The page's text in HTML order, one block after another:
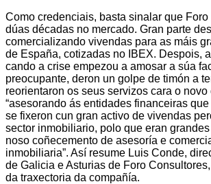
Como credenciais, basta sinalar que
dúas décadas no mercado. Gran parte
comercializando vivendas para as máis
de España, cotizadas no IBEX. Despois,
cando a crise empezou a amosar a súa
preocupante, deron un golpe de timón a
reorientaron os seus servizos cara o novo
“asesorando ás entidades financeiras
se fixeron cun gran activo de vivendas
sector inmobiliario, polo que eran
noso coñecemento de asesoría e
inmobiliaria”. Así resume Luis Conde,
de Galicia e Asturias de Foro
da traxectoria da compañía.